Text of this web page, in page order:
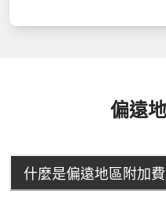
偏遠
什麼是偏遠地區附加費